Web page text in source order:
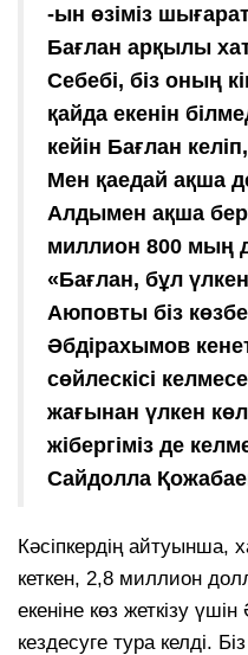
-ын өзіміз
Бағлан арқылы
Себебі, біз оның
қайда екенін
кейін Бағлан
Мен қаедай ақша
Алдымен ақша
миллион 800 мың
«Бағлан, бұл
Аюповты біз
Әбдірахымов
сөйлескісі
жағынан үлкен
жібергіміз де
Сайдолла
Кәсіпкердің айтуынша,
кеткен, 2,8 миллион
екеніне көз жеткізу
кездесуге тура келді.